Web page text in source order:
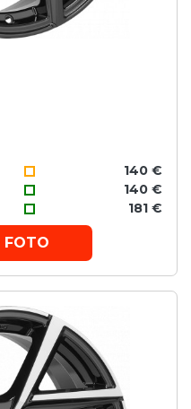
140 €
140 €
181 €
FOTO